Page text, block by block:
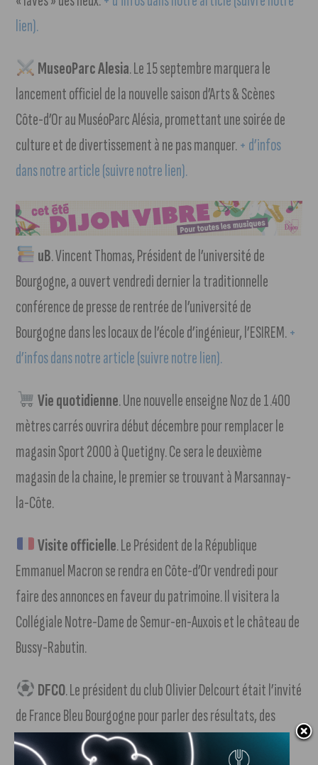
lien).
MuseoParc Alesia. Le 15 septembre marquera le
lancement officiel de la nouvelle saison d’Arts & Scènes
Côte-d’Or au MuséoParc Alésia, promettant une soirée de
culture et de divertissement à ne pas manquer.+ d’infos
dans notre article (suivre notre lien).
uB. Vincent Thomas, Président de l’université de
Bourgogne, a ouvert vendredi dernier la traditionnelle
conférence de presse de rentrée de l’université de
Bourgogne dans les locaux de l’école d’ingénieur, l’ESIREM.+
d’infos dans notre article (suivre notre lien).
Vie quotidienne. Une nouvelle enseigne Noz de 1.400
mètres carrés ouvrira début décembre pour remplacer le
magasin Sport 2000 à Quetigny. Ce sera le deuxième
magasin de la chaine, le premier se trouvant à Marsannay-
la-Côte.
Visite officielle. Le Président de la République
Emmanuel Macron se rendra en Côte-d’Or vendredi pour
faire des annonces en faveur du patrimoine. Il visitera la
Collégiale Notre-Dame de Semur-en-Auxois et le château de
Bussy-Rabutin.
DFCO. Le président du club Olivier Delcourt était l’invité
de France Bleu Bourgogne pour parler des résultats, des
objectifs, du mercato, des finances, de l’équipe féminine…